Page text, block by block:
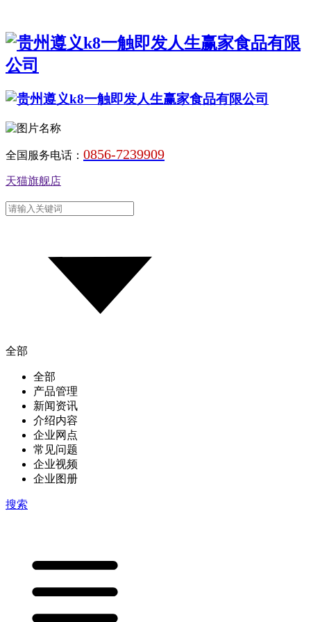
全国服务电话： 0856-7239909
天猫旗舰店
全部
全部
产品管理
新闻资讯
介绍内容
企业网点
常见问题
企业视频
企业图册
搜索